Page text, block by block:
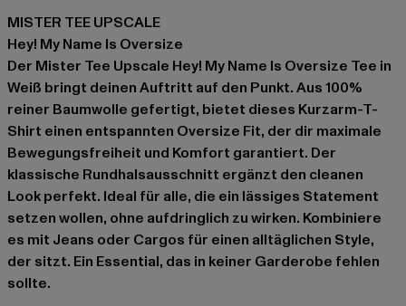
MISTER TEE UPSCALE
Hey! My Name Is Oversize
Der Mister Tee Upscale Hey! My Name Is Oversize Tee in
Weiß bringt deinen Auftritt auf den Punkt. Aus 100%
reiner Baumwolle gefertigt, bietet dieses Kurzarm-T-
Shirt einen entspannten Oversize Fit, der dir maximale
Bewegungsfreiheit und Komfort garantiert. Der
klassische Rundhalsausschnitt ergänzt den cleanen
Look perfekt. Ideal für alle, die ein lässiges Statement
setzen wollen, ohne aufdringlich zu wirken. Kombiniere
es mit Jeans oder Cargos für einen alltäglichen Style,
der sitzt. Ein Essential, das in keiner Garderobe fehlen
sollte.